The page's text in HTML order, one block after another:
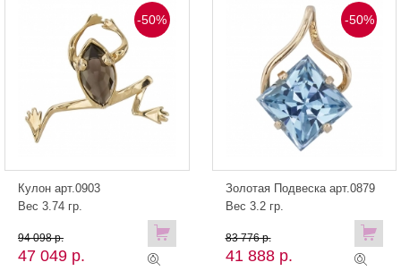
-50%
Кулон арт.0903
Вес 3.74 гр.
47 049 р.
94 098 р.
-50%
Золотая Подвеска арт.0879
Вес 3.2 гр.
41 888 р.
83 776 р.